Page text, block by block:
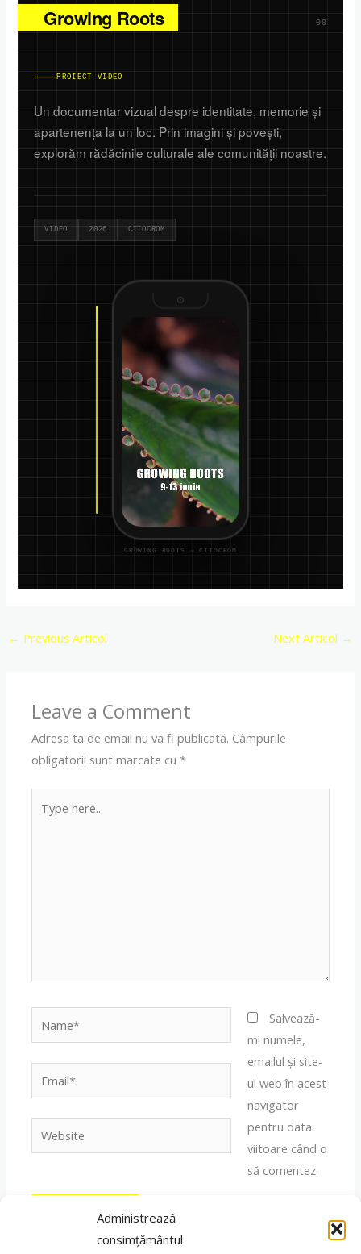
Administrează
consimțământul
Growing Roots 00
PROIECT VIDEO
Un documentar vizual despre identitate, memorie și
apartenența la un loc. Prin imagini și povești,
explorăm rădăcinile culturale ale comunității noastre.
VIDEO 2026 CITOCROM
GROWING ROOTS — CITOCROM
← Previous Articol Next Articol →
Leave a Comment
Adresa ta de email nu va fi publicată. Câmpurile
obligatorii sunt marcate cu*
here..
Website
Salvează-
mi numele,
emailul și site-
ul web în acest
navigator
pentru data
viitoare când o
să comentez.